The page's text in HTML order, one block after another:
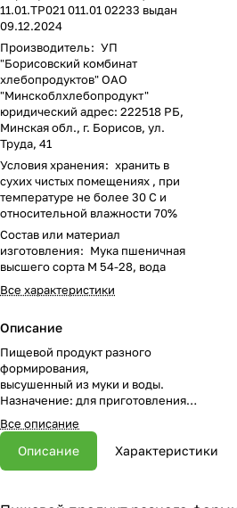
11.01.ТР021 011.01 02233 выдан
09.12.2024
Производитель: УП
"Борисовский комбинат
хлебопродуктов" ОАО
"Минскоблхлебопродукт"
юридический адрес: 222518 РБ,
Минская обл., г. Борисов, ул.
Труда, 41
Условия хранения: хранить в
сухих чистых помещениях , при
температуре не более 30 С и
относительной влажности 70%
Состав или материал
изготовления: Мука пшеничная
высшего сорта М 54-28, вода
Все характеристики
Описание
Пищевой продукт разного
формирования,
высушенный из муки и воды.
Назначение: для приготовления
Все описание
Описание Характеристики